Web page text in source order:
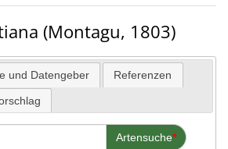
(Montagu, 1803)
und Datengeber Referenzen
Artensuche*